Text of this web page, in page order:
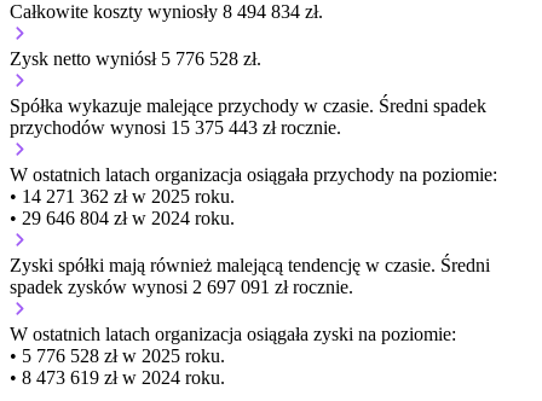
Całkowite koszty wyniosły 8 494 834 zł.
Zysk netto wyniósł 5 776 528 zł.
Spółka wykazuje malejące przychody w czasie. Średni spadek
przychodów wynosi 15 375 443 zł rocznie.
W ostatnich latach organizacja osiągała przychody na poziomie:
• 14 271 362 zł w 2025 roku.
• 29 646 804 zł w 2024 roku.
Zyski spółki mają również malejącą tendencję w czasie. Średni
spadek zysków wynosi 2 697 091 zł rocznie.
W ostatnich latach organizacja osiągała zyski na poziomie:
• 5 776 528 zł w 2025 roku.
• 8 473 619 zł w 2024 roku.